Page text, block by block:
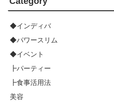
◆インディバ
◆パワースリム
◆イベント
┣パーティー
┣食事活用法
美容